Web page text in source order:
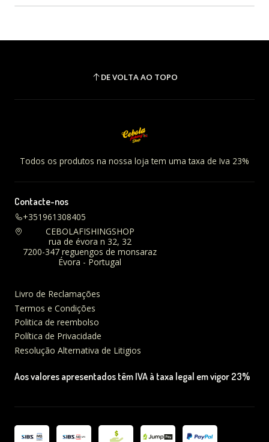
DE VOLTA AO TOPO
Todos os produtos na nossa loja tem uma taxa de Iva 23%
Contacte-nos
+351961308405
CEBOLAFISHINGSHOP
rua de évora n 32, 32
7200-347 reguengos de monsaraz
Évora - Portugal
Livro de Reclamações
Termos e Condições
Politica de reembolso
Política de Privacidade
Resolução Alternativa de Litigios
Aos valores apresentados têm IVA à taxa legal em vigor 23%